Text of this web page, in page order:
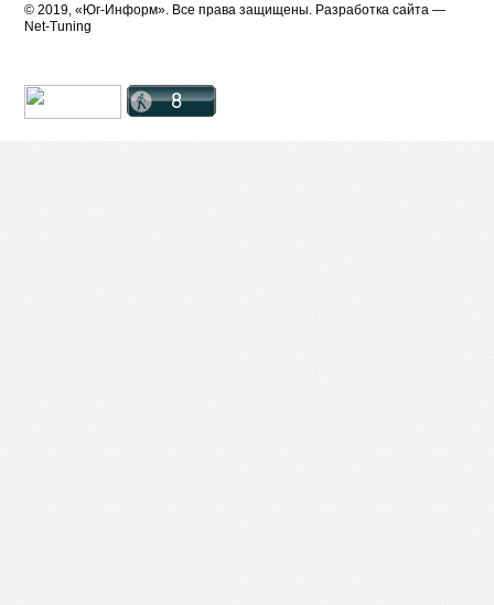
© 2019, «Юг-Информ». Все права защищены. Разработка cайта —
Net-Tuning